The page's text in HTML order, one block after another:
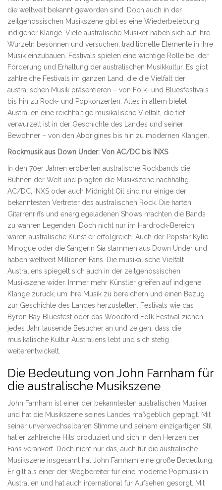
die weltweit bekannt geworden sind. Doch auch in der
zeitgenössischen Musikszene gibt es eine Wiederbelebung
indigener Klänge. Viele australische Musiker haben sich auf ihre
Wurzeln besonnen und versuchen, traditionelle Elemente in ihre
Musik einzubauen. Festivals spielen eine wichtige Rolle bei der
Förderung und Erhaltung der australischen Musikkultur. Es gibt
zahlreiche Festivals im ganzen Land, die die Vielfalt der
australischen Musik präsentieren – von Folk- und Bluesfestivals
bis hin zu Rock- und Popkonzerten. Alles in allem bietet
Australien eine reichhaltige musikalische Vielfalt, die tief
verwurzelt ist in der Geschichte des Landes und seiner
Bewohner – von den Aborigines bis hin zu modernen Klängen.
Rockmusik aus Down Under: Von AC/DC bis INXS
In den 70er Jahren eroberten australische Rockbands die
Bühnen der Welt und prägten die Musikszene nachhaltig.
AC/DC, INXS oder auch Midnight Oil sind nur einige der
bekanntesten Vertreter des australischen Rock. Die harten
Gitarrenriffs und energiegeladenen Shows machten die Bands
zu wahren Legenden. Doch nicht nur im Hardrock-Bereich
waren australische Künstler erfolgreich. Auch der Popstar Kylie
Minogue oder die Sängerin Sia stammen aus Down Under und
haben weltweit Millionen Fans. Die musikalische Vielfalt
Australiens spiegelt sich auch in der zeitgenössischen
Musikszene wider. Immer mehr Künstler greifen auf indigene
Klänge zurück, um ihre Musik zu bereichern und einen Bezug
zur Geschichte des Landes herzustellen. Festivals wie das
Byron Bay Bluesfest oder das Woodford Folk Festival ziehen
jedes Jahr tausende Besucher an und zeigen, dass die
musikalische Kultur Australiens lebt und sich stetig
weiterentwickelt.
Die Bedeutung von John Farnham für
die australische Musikszene
John Farnham ist einer der bekanntesten australischen Musiker
und hat die Musikszene seines Landes maßgeblich geprägt. Mit
seiner unverwechselbaren Stimme und seinem einzigartigen Stil
hat er zahlreiche Hits produziert und sich in den Herzen der
Fans verankert. Doch nicht nur das, auch für die australische
Musikszene insgesamt hat John Farnham eine große Bedeutung.
Er gilt als einer der Wegbereiter für eine moderne Popmusik in
Australien und hat auch international für Aufsehen gesorgt. Mit